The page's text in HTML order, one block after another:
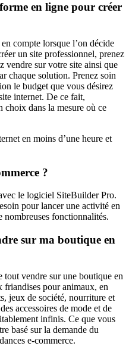
en ligne pour créer
compte lorsque l’on décide
un site professionnel, prenez
vendre sur votre site ainsi que
chaque solution. Prenez soin
le budget que vous désirez
internet. De ce fait,
choix dans la mesure où ce
en moins d’une heure et
?
le logiciel SiteBuilder Pro.
pour lancer une activité en
fonctionnalités.
sur ma boutique en
vendre sur une boutique en
friandises pour animaux, en
jeux de société, nourriture et
accessoires de mode et de
infinis. Ce que vous
basé sur la demande du
e-commerce.